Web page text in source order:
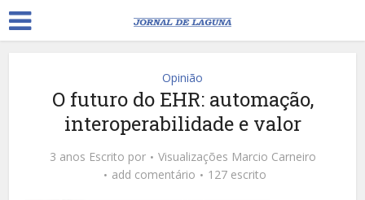
Opinião
O futuro do EHR: automação,
interoperabilidade e valor
3 anos Escrito por Visualizações Marcio Carneiro
add comentário
127 escrito